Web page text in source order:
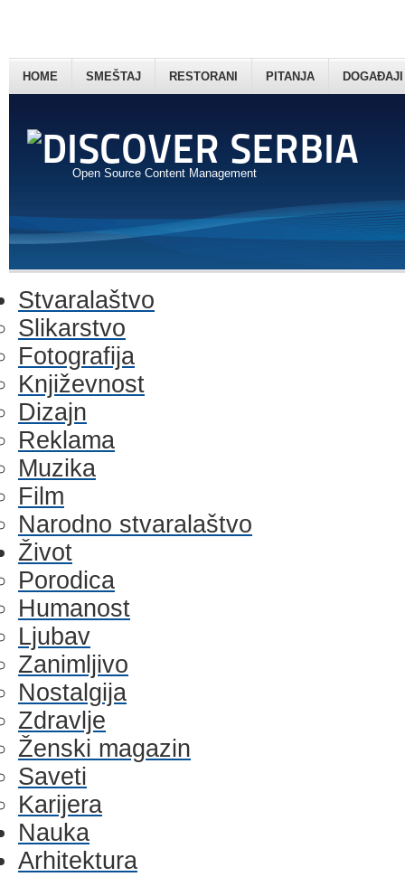
Open Source Content Management
HOME SMEŠTAJ RESTORANI PITANJA DOGAĐAJI
Stvaralaštvo
Slikarstvo
Fotografija
Književnost
Dizajn
Reklama
Muzika
Film
Narodno stvaralaštvo
Život
Porodica
Humanost
Ljubav
Zanimljivo
Nostalgija
Zdravlje
Ženski magazin
Saveti
Karijera
Nauka
Arhitektura